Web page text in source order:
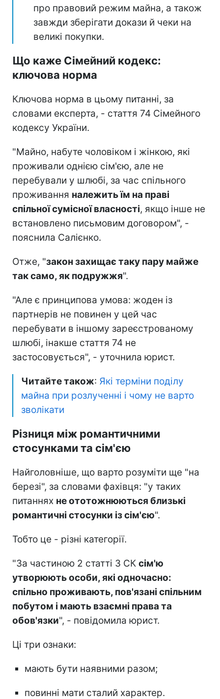
про правовий режим майна, а також
завжди зберігати докази й чеки на
великі покупки.
Що каже Сімейний кодекс:
ключова норма
Ключова норма в цьому питанні, за
словами експерта, - стаття 74 Сімейного
кодексу України.
"Майно, набуте чоловіком і жінкою, які
проживали однією сім'єю, але не
перебували у шлюбі, за час спільного
проживання належить їм на праві
спільної сумісної власності, якщо інше не
встановлено письмовим договором", -
пояснила Салієнко.
Отже, "закон захищає таку пару майже
так само, як подружжя".
"Але є принципова умова: жоден із
партнерів не повинен у цей час
перебувати в іншому зареєстрованому
шлюбі, інакше стаття 74 не
застосовується", - уточнила юрист.
Читайте також: Які терміни поділу
майна при розлученні і чому не варто
зволікати
Різниця між романтичними
стосунками та сім'єю
Найголовніше, що варто розуміти ще "на
березі", за словами фахівця: "у таких
питаннях не ототожнюються близькі
романтичні стосунки із сім'єю".
Тобто це - різні категорії.
"За частиною 2 статті 3 СК сім'ю
утворюють особи, які одночасно:
спільно проживають, пов'язані спільним
побутом і мають взаємні права та
обов'язки", - повідомила юрист.
Ці три ознаки:
мають бути наявними разом;
повинні мати сталий характер.